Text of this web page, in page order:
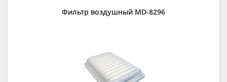
Фильтр воздушный MD-8296